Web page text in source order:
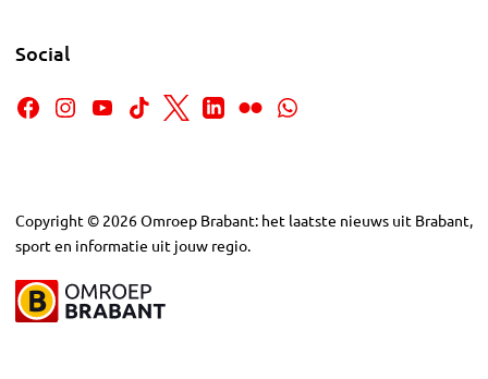
Social
Copyright © 2026Omroep Brabant: het laatste nieuws uit Brabant,
sport en informatie uit jouw regio.